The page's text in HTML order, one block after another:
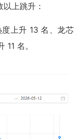
上跳升：
上升 13 名、龙芯
名。